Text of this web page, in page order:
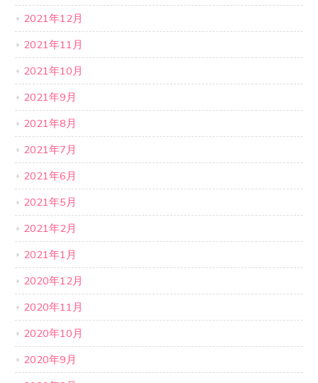
2021年12月
2021年11月
2021年10月
2021年9月
2021年8月
2021年7月
2021年6月
2021年5月
2021年2月
2021年1月
2020年12月
2020年11月
2020年10月
2020年9月